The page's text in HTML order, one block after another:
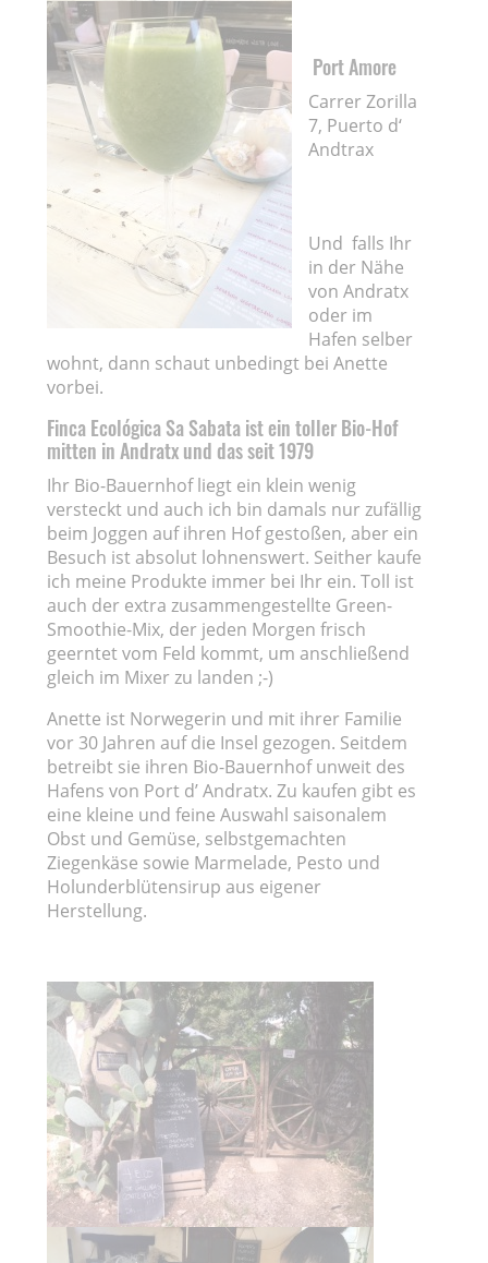
Port Amore
Carrer Zorilla
7, Puerto d‘
Andtrax
Und falls Ihr
in der Nähe
von Andratx
oder im
Hafen selber
wohnt, dann schaut unbedingt bei Anette
vorbei.
Finca Ecológica Sa Sabata ist ein toller Bio-Hof
mitten in Andratx und das seit 1979
Ihr Bio-Bauernhof liegt ein klein wenig
versteckt und auch ich bin damals nur zufällig
beim Joggen auf ihren Hof gestoßen, aber ein
Besuch ist absolut lohnenswert. Seither kaufe
ich meine Produkte immer bei Ihr ein. Toll ist
auch der extra zusammengestellte Green-
Smoothie-Mix, der jeden Morgen frisch
geerntet vom Feld kommt, um anschließend
gleich im Mixer zu landen ;-)
Anette ist Norwegerin und mit ihrer Familie
vor 30 Jahren auf die Insel gezogen. Seitdem
betreibt sie ihren Bio-Bauernhof unweit des
Hafens von Port d’ Andratx. Zu kaufen gibt es
eine kleine und feine Auswahl saisonalem
Obst und Gemüse, selbstgemachten
Ziegenkäse sowie Marmelade, Pesto und
Holunderblütensirup aus eigener
Herstellung.